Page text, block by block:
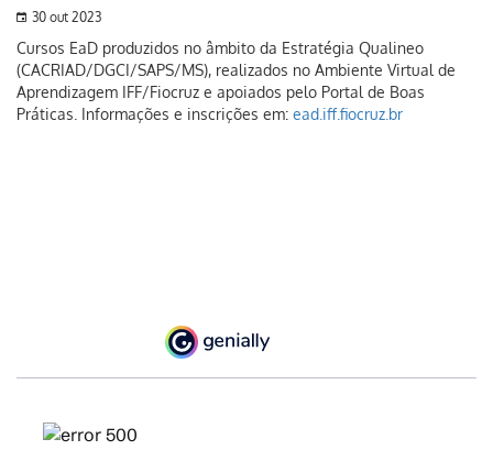
30 out 2023
Cursos EaD produzidos no âmbito da Estratégia Qualineo
(CACRIAD/DGCI/SAPS/MS), realizados no Ambiente Virtual de
Aprendizagem IFF/Fiocruz e apoiados pelo Portal de Boas
Práticas. Informações e inscrições em: ead.iff.fiocruz.br